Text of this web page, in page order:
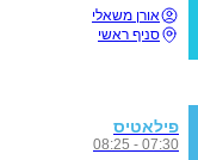
אורן משאלי
סניף ראשי
פילאטיס
07:30 - 08:25